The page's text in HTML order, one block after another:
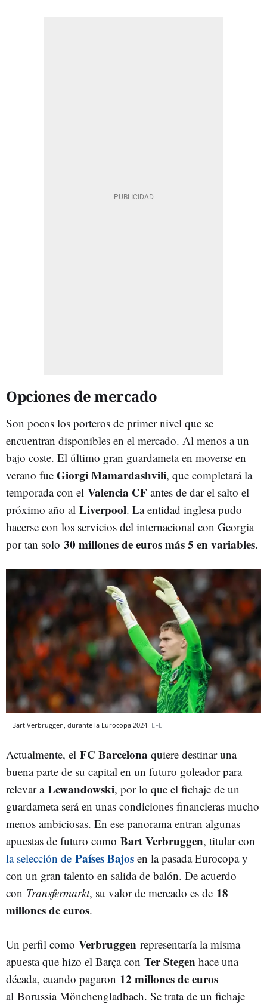
Opciones de mercado
Son pocos los porteros de primer nivel que se
encuentran disponibles en el mercado. Al menos a un
bajo coste. El último gran guardameta en moverse en
verano fue Giorgi Mamardashvili, que completará la
temporada con el Valencia CF antes de dar el salto el
próximo año al Liverpool. La entidad inglesa pudo
hacerse con los servicios del internacional con Georgia
por tan solo 30 millones de euros más 5 en variables.
Bart Verbruggen, durante la Eurocopa 2024 EFE
Actualmente, el FC Barcelona quiere destinar una
buena parte de su capital en un futuro goleador para
relevar a Lewandowski, por lo que el fichaje de un
guardameta será en unas condiciones financieras mucho
menos ambiciosas. En ese panorama entran algunas
apuestas de futuro como Bart Verbruggen, titular con
la selección de Países Bajos en la pasada Eurocopa y
con un gran talento en salida de balón. De acuerdo
con Transfermarkt, su valor de mercado es de 18
millones de euros.
Un perfil como Verbruggen representaría la misma
apuesta que hizo el Barça con Ter Stegen hace una
década, cuando pagaron 12 millones de euros
al Borussia Mönchengladbach. Se trata de un fichaje